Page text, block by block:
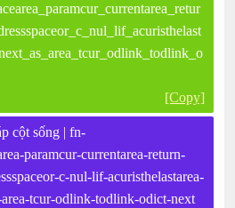
[Copy]
cột sống | fn-
paramcur-currentarea-return-
c-nul-lif-acuristhelastarea-
area-tcur-odlink-todlink-odict-next